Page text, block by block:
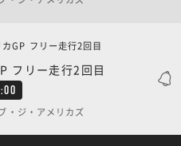
フリー走行2回目
フリー走行2回目
・ジ・アメリカズ